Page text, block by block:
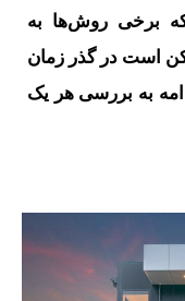
که برخی روش‌ها به
است در گذر زمان
به بررسی هر یک